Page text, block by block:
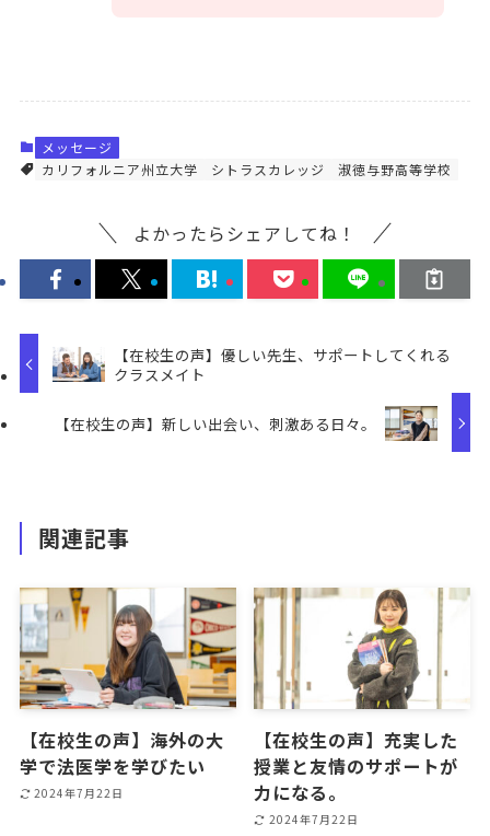
メッセージ
カリフォルニア州立大学
シトラスカレッジ 淑徳与野高等学校
よかったらシェアしてね！
【在校生の声】優しい先生、サポートしてくれる
クラスメイト
【在校生の声】新しい出会い、刺激ある日々。
関連記事
【在校生の声】海外の大
学で法医学を学びたい
2024年7月22日
【在校生の声】充実した
授業と友情のサポートが
力になる。
2024年7月22日